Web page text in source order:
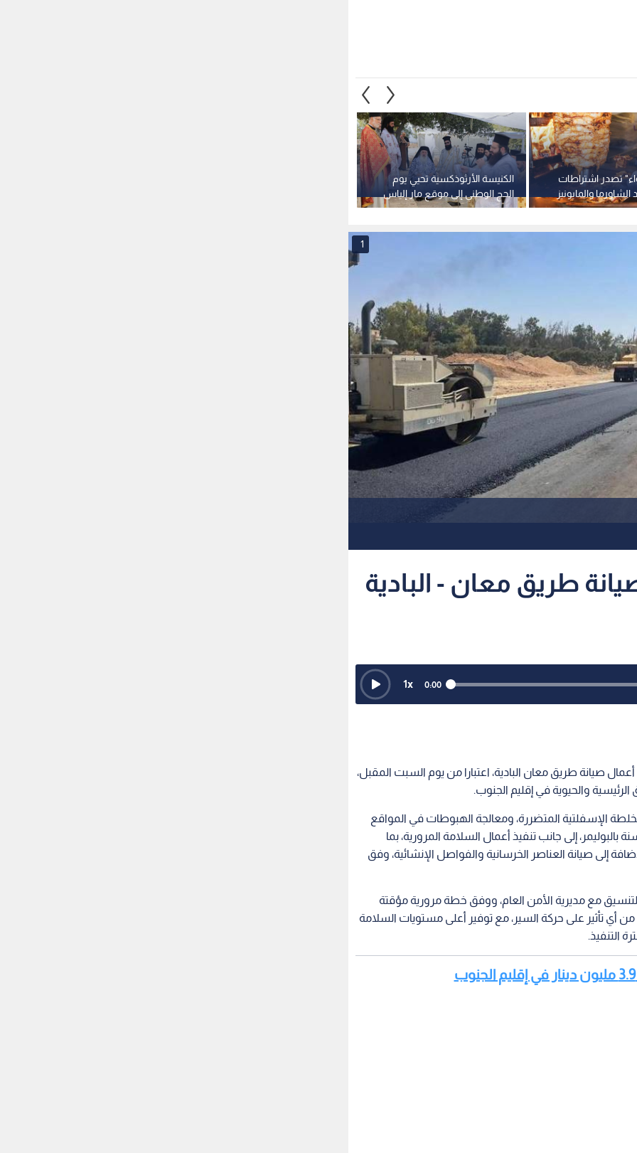
الكنيسة الأرثوذكسية تحيي يوم
الحج الوطني إلى موقع مار إلياس
الأثري في عجلون
تصدر اشتراطات
والمايونيز
1
طريق معان - البادية
0:00
1x
صيانة طريق معان البادية، اعتبارا من يوم السبت المقبل،
والحيوية في إقليم الجنوب.
الإسفلتية المتضررة، ومعالجة الهبوطات في المواقع
إلى جانب تنفيذ أعمال السلامة المرورية، بما
إلى صيانة العناصر الخرسانية والفواصل الإنشائية، وفق
مع مديرية الأمن العام، ووفق خطة مرورية مؤقتة
أي تأثير على حركة السير، مع توفير أعلى مستويات السلامة
التنفيذ.